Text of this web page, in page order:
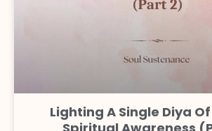
Lighting A Single Diya